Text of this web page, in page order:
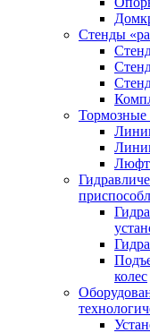
Стенды
Тормозные
колес